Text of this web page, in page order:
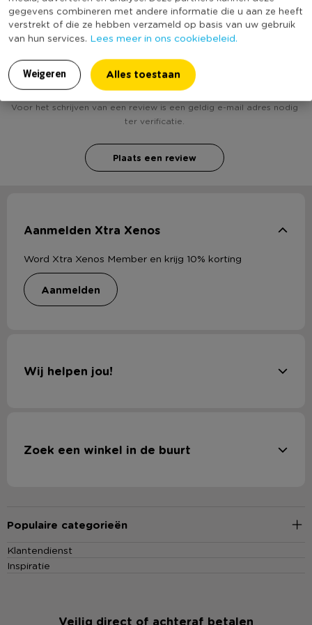
gegevens combineren met andere informatie die u aan ze heeft
verstrekt of die ze hebben verzameld op basis van uw gebruik
van hun services. Lees meer in ons cookiebeleid.
Weigeren Alles toestaan
Voor het schrijven van een review is een geldig e-mail adres nodig
ter verificatie.
Plaats een review
Aanmelden Xtra Xenos
Word Xtra Xenos Member en krijg 10% korting
aanmelden
Wij helpen jou!
Zoek een winkel in de buurt
Populaire categorieën
Klantendienst
Inspiratie
Veilig direct of achteraf betalen